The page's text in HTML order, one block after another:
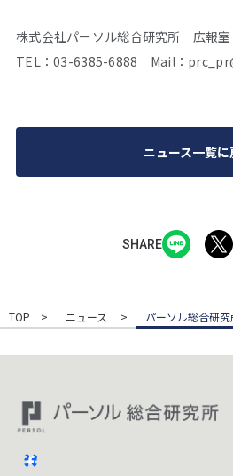
株式会社パーソル総合研究所 広報室
TEL：03-6385-6888 Mail：
ニュース一覧に
SHARE
TOP ニュース パーソル総合研